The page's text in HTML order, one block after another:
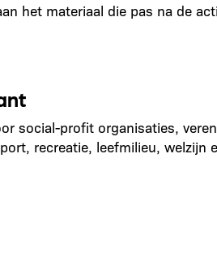
het materiaal die pas na de
social-profit organisaties,
recreatie, leefmilieu, welzijn